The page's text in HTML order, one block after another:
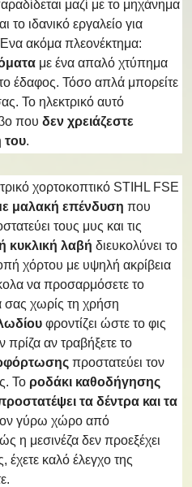
μαζί με το μηχάνημα
το ιδανικό εργαλείο για
ακόμα πλεονέκτημα:
με ένα απαλό χτύπημα
έδαφος. Τόσο απλά μπορείτε
Το ηλεκτρικό αυτό
που δεν χρειάζεστε
του.
χορτοκοπτικό STIHL FSE
μαλακή επένδυση που
τους μυς και τις
κυκλική λαβή διευκολύνει το
χόρτου με υψηλή ακρίβεια
να προσαρμόσετε το
σας χωρίς τη χρήση
φροντίζει ώστε το φις
αν τραβήξετε το
προστατεύει τον
Το ροδάκι καθοδήγησης
τα δέντρα και τα
γύρω χώρο από
η μεσινέζα δεν προεξέχει
καλό έλεγχο της